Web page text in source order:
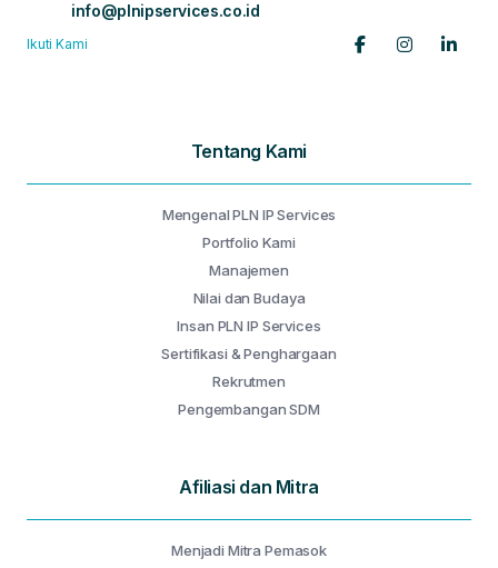
info@plnipservices.co.id
Ikuti Kami
Tentang Kami
Mengenal PLN IP Services
Portfolio Kami
Manajemen
Nilai dan Budaya
Insan PLN IP Services
Sertifikasi & Penghargaan
Rekrutmen
Pengembangan SDM
Afiliasi dan Mitra
Menjadi Mitra Pemasok